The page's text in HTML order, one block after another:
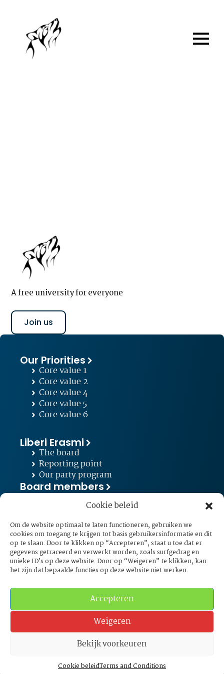
Cookie beleid
Om de website optimaal te laten functioneren, gebruiken we
cookies om toegang te krijgen tot basis gebruikersinformatie en dit
op te slaan. Door te klikken op “Accepteren”, staat u toe dat er
gegevens getraceerd en verwerkt worden, zoals surfgedrag en
unieke ID’s op deze website. Door op “Weigeren” te klikken, kan
het zijn dat bepaalde functies op deze website niet werken.
Accepteren
Weigeren
Bekijk voorkeuren
Cookie beleidTerms and Conditions
A free university for everyone
Join us
Our Priorities
Core value 1
Core value 2
Core value 4
Core value 5
Core value 6
Liberi Erasmi
The board
Reporting point
Our party program
Board members
info@liberierasmi.nl
Burgemeester
Oudlaan 50, 3062 PA Rotterdam
Follow us: Nederlands
Privacy Policy